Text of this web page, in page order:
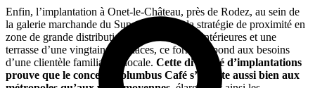
Enfin, l’implantation à Onet-le-Château, près de Rodez, au sein de
la galerie marchande du Super U illustre la stratégie de proximité en
zone de grande distribution. Avec 40 places intérieures et une
terrasse d’une vingtaine de places, ce format répond aux besoins
d’une clientèle familiale et locale. Cette diversité d’implantations
prouve que le concept Columbus Café s’adapte aussi bien aux